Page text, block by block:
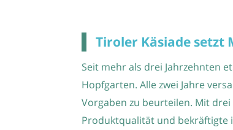
Tiroler Käsiade
Seit mehr als drei Jahrzehnten
Hopfgarten. Alle zwei Jahre
Vorgaben zu beurteilen. Mit
Produktqualität und bekräftigte